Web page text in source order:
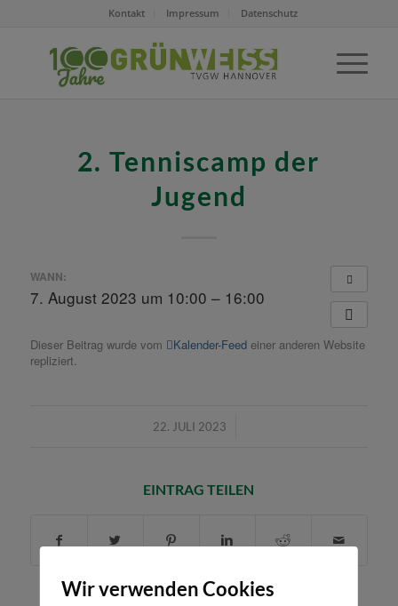
Kontakt Impressum Datenschutz
2. Tenniscamp der
Jugend
WANN:
7. August 2023 um 10:00 – 16:00
Dieser Beitrag wurde vom Kalender-Feedeiner anderen Website
repliziert.
22. JULI 2023
/
EINTRAG TEILEN
Wir verwenden Cookies